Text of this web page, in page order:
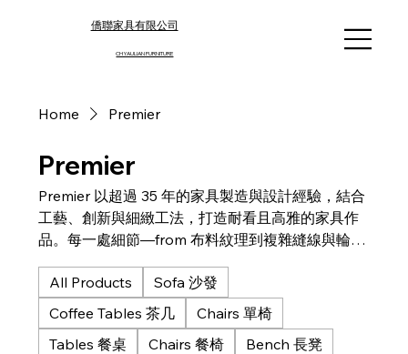
僑聯家具有限公司
CHYAULIAN FURNITURE​
Home Premier
Premier
Premier 以超過 35 年的家具製造與設計經驗，結合
工藝、創新與細緻工法，打造耐看且高雅的家具作
品。每一處細節—from 布料紋理到複雜縫線與輪廓
空間，更提升居家氛圍至無與倫比的優雅與質感。
All Products
Sofa 沙發
Coffee Tables 茶几
Chairs 單椅
Tables 餐桌
Chairs 餐椅
Bench 長凳